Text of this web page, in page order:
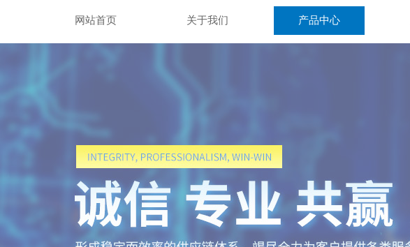
网站首页 关于我们 产品中心